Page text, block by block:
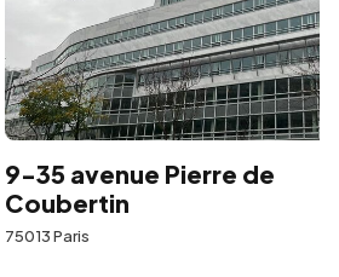
35 avenue Pierre de
Paris